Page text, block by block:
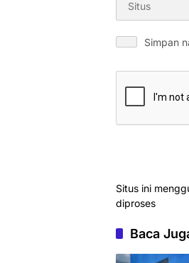
Simpan
Situs ini
diproses
Baca